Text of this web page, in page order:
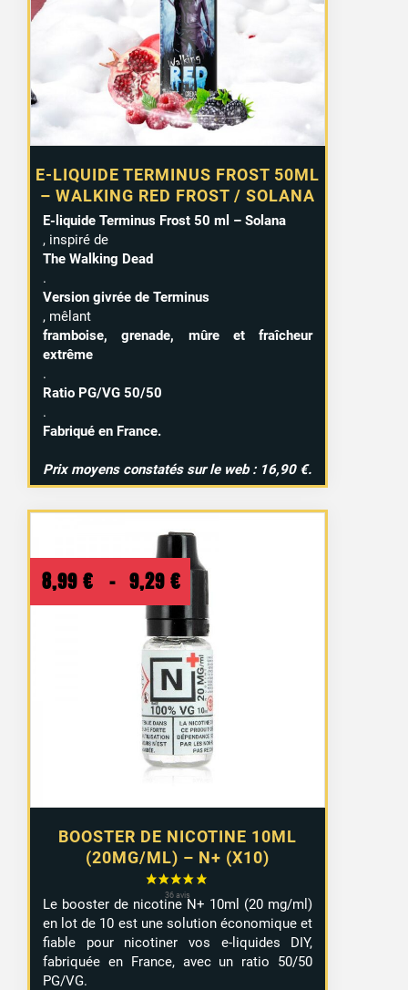
E-LIQUIDE TERMINUS FROST 50ML
– WALKING RED FROST / SOLANA
E-liquide Terminus Frost 50 ml – Solana
, inspiré de
The Walking Dead
.
Version givrée de Terminus
, mêlant
framboise, grenade, mûre et fraîcheur
extrême
.
Ratio PG/VG 50/50
.
Fabriqué en France.
Prix moyens constatés sur le web : 16,90 €.
BOOSTER DE NICOTINE 10ML
(20MG/ML) – N+ (X10)
8,99 € – 9,29 € Plage
de
prix :
8,99 €
à
9,29 €
Le booster de nicotine N+ 10ml (20 mg/ml)
en lot de 10 est une solution économique et
fiable pour nicotiner vos e-liquides DIY,
fabriquée en France, avec un ratio 50/50
PG/VG.